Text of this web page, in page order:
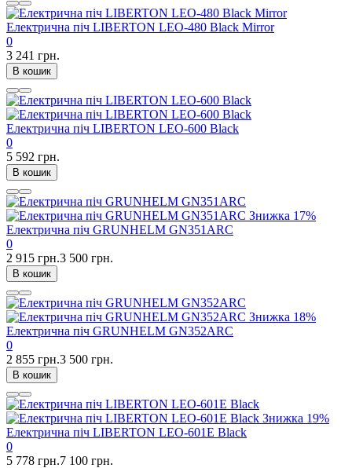
Електрична піч LIBERTON LEO-480 Black Mirror
0
3 241 грн.
В кошик
Електрична піч LIBERTON LEO-600 Black
0
5 592 грн.
В кошик
Знижка 17%
Електрична піч GRUNHELM GN351ARC
0
2 915 грн.3 500 грн.
В кошик
Знижка 18%
Електрична піч GRUNHELM GN352ARC
0
2 855 грн.3 500 грн.
В кошик
Знижка 19%
Електрична піч LIBERTON LEO-601E Black
0
5 778 грн.7 100 грн.